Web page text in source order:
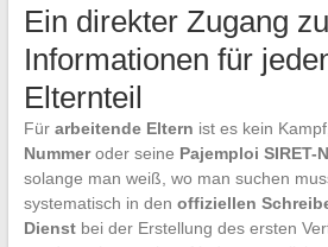
Ein direkter Zugang zu
Informationen für
Elternteil
Für arbeitende Eltern ist es kein
Nummeroder seine Pajemploi SIRET-
solange man weiß, wo man suchen
systematisch in den offiziellen
Dienstbei der Erstellung des ersten